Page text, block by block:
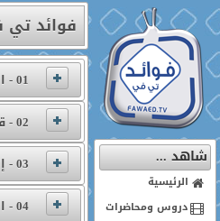
شاهد ...
الرئيسية
دروس ومحاضرات
فوائد
01 - الشباب أمل وألم
02 - قفزة الثقة
03 - إستغفر الله
04 - النبأ العظيم